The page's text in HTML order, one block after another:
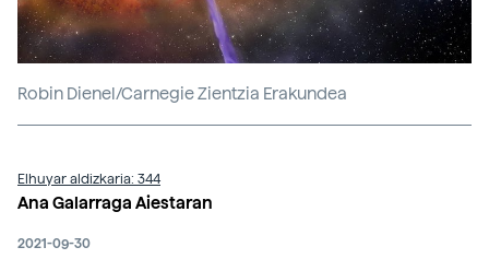
Robin Dienel/Carnegie Zientzia Erakundea
Elhuyar aldizkaria: 344
Ana Galarraga Aiestaran
2021-09-30